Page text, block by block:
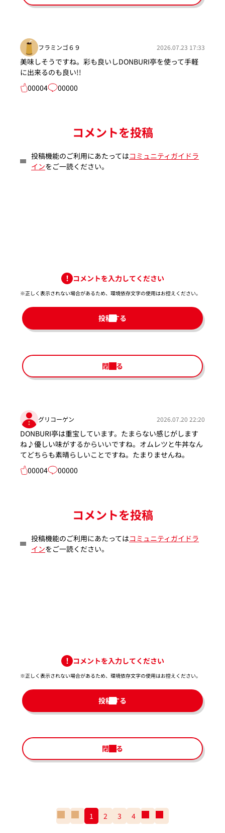
フラミンゴ６９ 2026.07.23 17:33
美味しそうですね。彩も良いしDONBURI亭を使って手軽
に出来るのも良い!!
00004
00000
コメントを投稿
投稿機能のご利用にあたってはコミュニティガイドラ
インをご一読ください。
コメントを入力してください
※正しく表示されない場合があるため、環境依存文字の使用はお控えください。​
投稿する
閉じる
グリコーゲン 2026.07.20 22:20
DONBURI亭は重宝しています。たまらない感じがします
ね♪優しい味がするからいいですね。オムレツと牛丼なん
てどちらも素晴らしいことですね。たまりませんね。
00004
00000
コメントを投稿
投稿機能のご利用にあたってはコミュニティガイドラ
インをご一読ください。
コメントを入力してください
※正しく表示されない場合があるため、環境依存文字の使用はお控えください。​
投稿する
閉じる
番
の
1 2 3 4
の
番